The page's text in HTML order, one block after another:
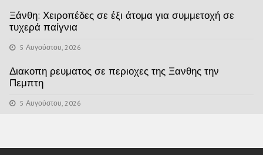
Ξάνθη: Χειροπέδες σε έξι άτομα για συμμετοχή σε
τυχερά παίγνια
5 Αυγούστου, 2026
Διακοπη ρευματος σε περιοχες της Ξανθης την
Πεμπτη
5 Αυγούστου, 2026